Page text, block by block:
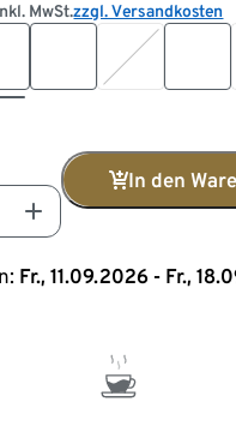
MwSt.zzgl. Versandkosten
In den
Fr., 11.09.2026 - Fr.,